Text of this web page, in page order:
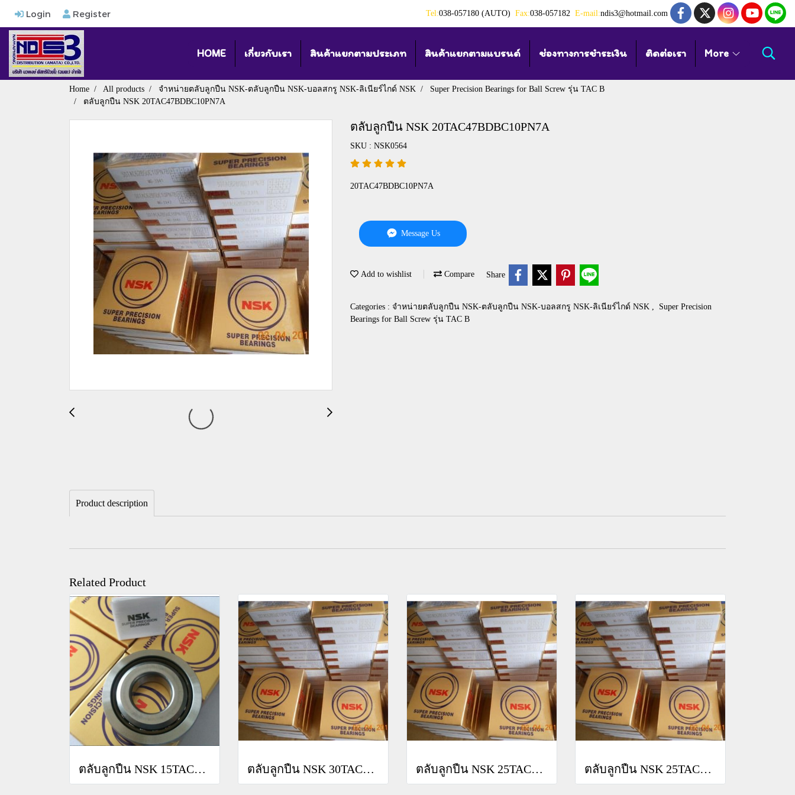
Login Register Tel:038-057180 (AUTO) Fax:038-057182 E-mail:ndis3@hotmail.com
HOME เกี่ยวกับเรา สินค้าแยกตามประเภท สินค้าแยกตามแบรนด์ ช่องทางการชำระเงิน ติดต่อเรา More
Home All products จำหน่ายตลับลูกปืน NSK-ตลับลูกปืน NSK-บอลสกรู NSK-ลิเนียร์ไกด์ NSK
Super Precision Bearings for Ball Screw รุ่น TAC B
ตลับลูกปืน NSK 20TAC47BDBC10PN7A
ตลับลูกปืน NSK 20TAC47BDBC10PN7A
SKU : NSK0564
20TAC47BDBC10PN7A
Message Us
Add to wishlist Compare Share
Categories : จำหน่ายตลับลูกปืน NSK-ตลับลูกปืน NSK-บอลสกรู NSK-ลิเนียร์ไกด์ NSK ,
Super Precision
Bearings for Ball Screw รุ่น TAC B
Product description
Related Product
ตลับลูกปืน NSK 15TAC47BSUC10PN7B ตลับลูกปืน NSK 30TAC62BSUC10PN7B ตลับลูกปืน NSK 25TAC62BSUC10PN7B ตลับลูกปืน NSK 25TAC62BDBC10PN7A